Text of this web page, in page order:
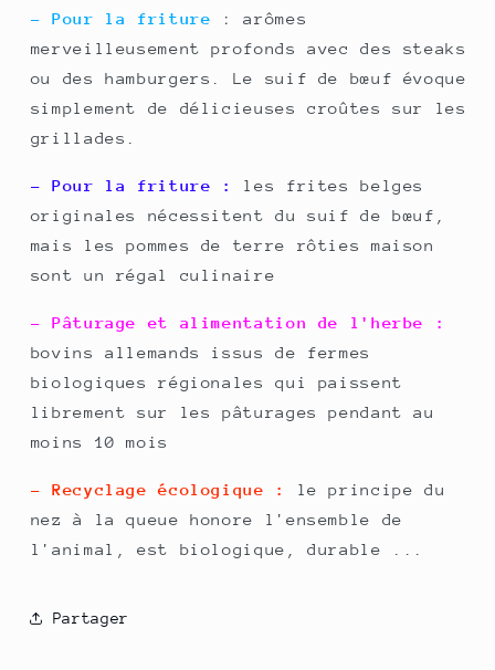
- Pour la friture : arômes
merveilleusement profonds avec des steaks
ou des hamburgers. Le suif de bœuf évoque
simplement de délicieuses croûtes sur les
grillades.
- Pour la friture :
les frites belges
originales nécessitent du suif de bœuf,
mais les pommes de terre rôties maison
sont un régal culinaire
- Pâturage et alimentation de l'herbe :
bovins allemands issus de fermes
biologiques régionales qui paissent
librement sur les pâturages pendant au
moins 10 mois
- Recyclage écologique :
le principe du
nez à la queue honore l'ensemble de
l'animal, est biologique, durable ...
Partager